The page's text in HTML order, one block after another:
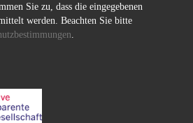
Sie zu, dass die eingegebenen
werden. Beachten Sie bitte